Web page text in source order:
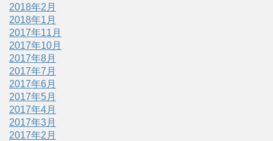
2018年2月
2018年1月
2017年11月
2017年10月
2017年8月
2017年7月
2017年6月
2017年5月
2017年4月
2017年3月
2017年2月